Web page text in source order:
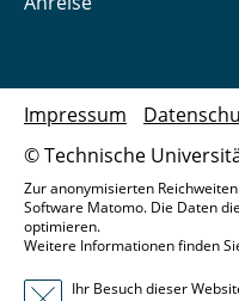
© Technische
Impressum
Zur anonymisierten
Software Matomo. Die Daten
optimieren.
Weitere Informationen finden
Ihr Besuch dieser